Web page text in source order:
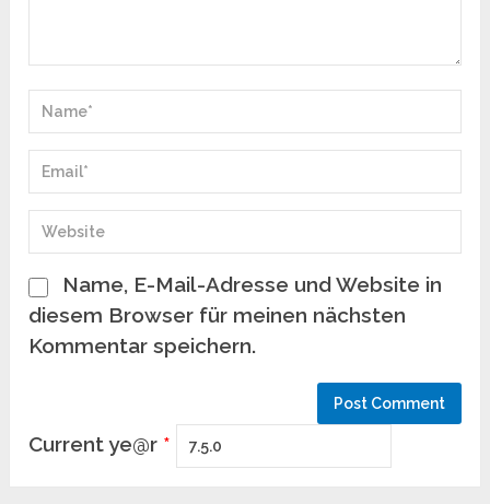
Name, E-Mail-Adresse und Website in
diesem Browser für meinen nächsten
Kommentar speichern.
Current ye@r *